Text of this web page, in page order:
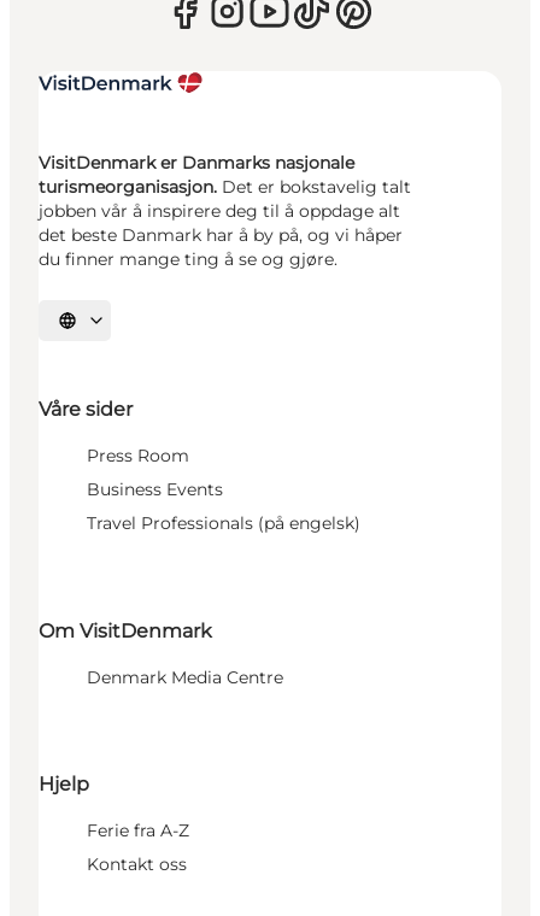
VisitDenmark er Danmarks nasjonale
turismeorganisasjon. Det er bokstavelig talt
jobben vår å inspirere deg til å oppdage alt
det beste Danmark har å by på, og vi håper
du finner mange ting å se og gjøre.
Velg språk
Våre sider
Press Room
Business Events
Travel Professionals (på engelsk)
Om VisitDenmark
Denmark Media Centre
Hjelp
Ferie fra A-Z
Kontakt oss